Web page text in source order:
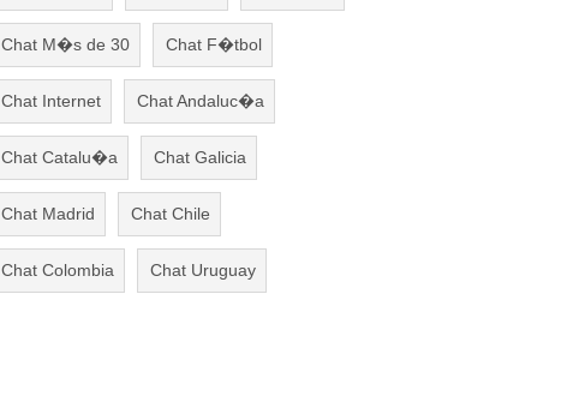
Chat M�s de 30 Chat F�tbol
Chat Internet Chat Andaluc�a
Chat Catalu�a Chat Galicia
Chat Madrid Chat Chile
Chat Colombia Chat Uruguay